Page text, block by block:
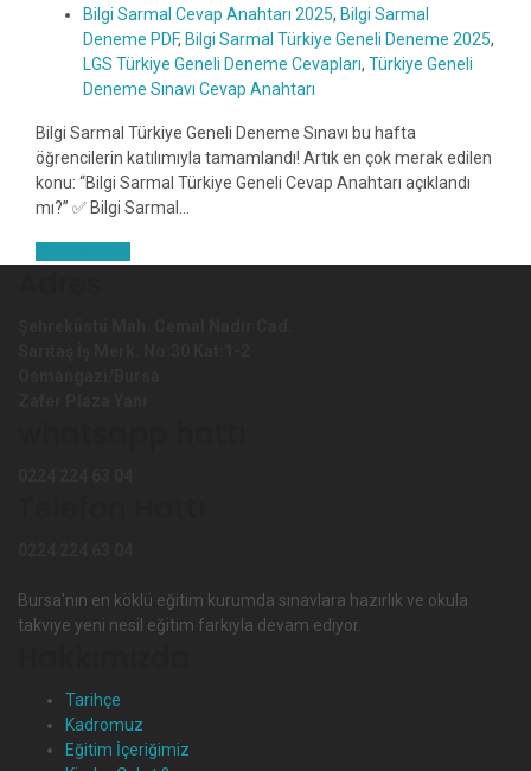
Bilgi Sarmal Cevap Anahtarı 2025, Bilgi Sarmal
Deneme PDF, Bilgi Sarmal Türkiye Geneli Deneme 2025,
LGS Türkiye Geneli Deneme Cevapları, Türkiye Geneli
Deneme Sınavı Cevap Anahtarı
Bilgi Sarmal Türkiye Geneli Deneme Sınavı bu hafta
öğrencilerin katılımıyla tamamlandı! Artık en çok merak edilen
konu: “Bilgi Sarmal Türkiye Geneli Cevap Anahtarı açıklandı
mı?” ✅ Bilgi Sarmal…
Bursa'nın en köklü eğitim kurumda sınavlara hazırlık ve okula
takviye yeni nesil eğitim farkıyla devam ediyor.
Tarihçe
Kadromuz
Eğitim İçeriğimiz